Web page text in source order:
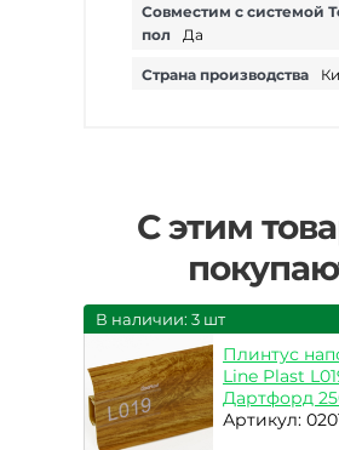
Совместим с системой
пол
Да
Страна производства
С этим
В наличии: 3 шт
Плинтус
Line Plast
Дартфорд
Артикул: